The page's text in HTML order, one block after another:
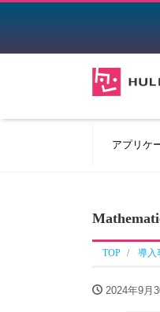
アプリケ
TOP 導入
2024年9月